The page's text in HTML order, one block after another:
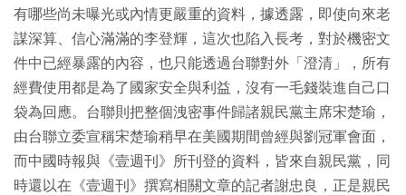
有哪些尚未曝光或內情更嚴重的資料，據透露，即使向來老
謀深算、信心滿滿的李登輝，這次也陷入長考，對於機密文
件中已經暴露的內容，也只能透過台聯對外「澄清」，所有
經費使用都是為了國家安全與利益，沒有一毛錢裝進自己口
袋為回應。台聯則把整個洩密事件歸諸親民黨主席宋楚瑜，
由台聯立委宣稱宋楚瑜稍早在美國期間曾經與劉冠軍會面，
而中國時報與《壹週刊》所刊登的資料，皆來自親民黨，同
時還以在《壹週刊》撰寫相關文章的記者謝忠良，正是親民